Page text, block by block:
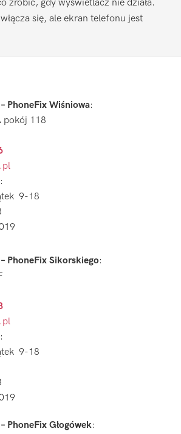
zrobić, gdy wyświetlacz nie działa.
się, ale ekran telefonu jest
PhoneFix Wiśniowa:
pokój 118
9-18
PhoneFix Sikorskiego:
9-18
PhoneFix Głogówek: